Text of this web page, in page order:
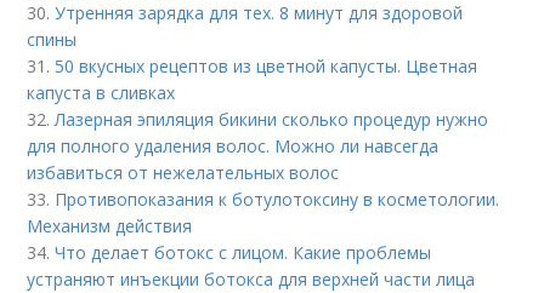
30.Утренняя зарядка для тех. 8 минут для здоровой
спины
31. 50 вкусных рецептов из цветной капусты. Цветная
капуста в сливках
32.Лазерная эпиляция бикини сколько процедур нужно
для полного удаления волос. Можно ли навсегда
избавиться от нежелательных волос
33. Противопоказания к ботулотоксину в косметологии.
Механизм действия
34.Что делает ботокс с лицом. Какие проблемы
устраняют инъекции ботокса для верхней части лица